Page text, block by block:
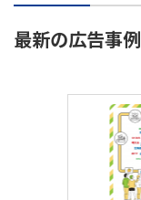
最新の広告事例